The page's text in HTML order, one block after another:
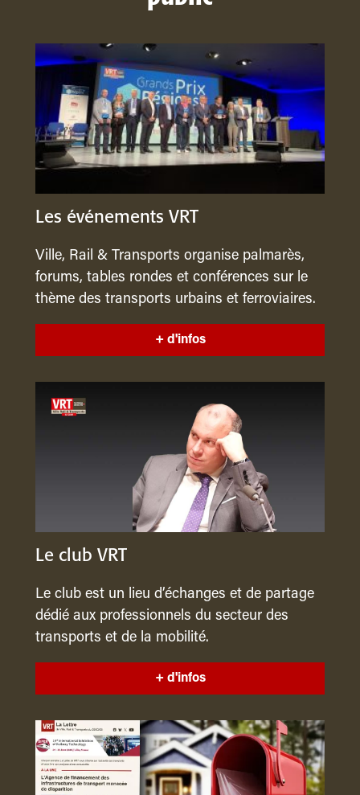
Les événements VRT
Ville, Rail & Transports organise palmarès,
forums, tables rondes et conférences sur le
thème des transports urbains et ferroviaires.
+ d'infos
Le club VRT
Le club est un lieu d’échanges et de partage
dédié aux professionnels du secteur des
transports et de la mobilité.
+ d'infos